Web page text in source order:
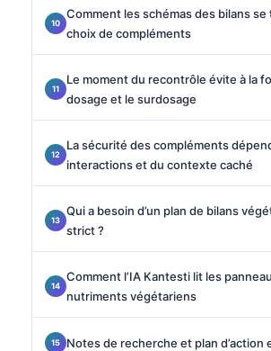
Comment les schémas des bilans
choix de compléments
Le moment du recontrôle évite à la
dosage et le surdosage
La sécurité des compléments
interactions et du contexte caché
Qui a besoin d’un plan de bilans
strict ?
Comment l’IA Kantesti lit les
nutriments végétariens
Notes de recherche et plan d’action